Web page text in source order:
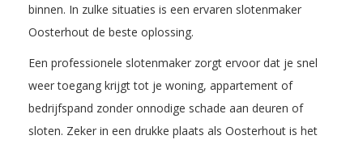
binnen. In zulke situaties is een ervaren slotenmaker
Oosterhout de beste oplossing.
Een professionele slotenmaker zorgt ervoor dat je snel
weer toegang krijgt tot je woning, appartement of
bedrijfspand zonder onnodige schade aan deuren of
sloten. Zeker in een drukke plaats als Oosterhout is het